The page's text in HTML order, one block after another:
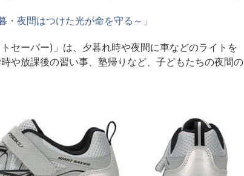
夜間はつけた光が命を守る～」
セーバー)」は、夕暮れ時や夜間に車などのライトを
や放課後の習い事、塾帰りなど、子どもたちの夜間の